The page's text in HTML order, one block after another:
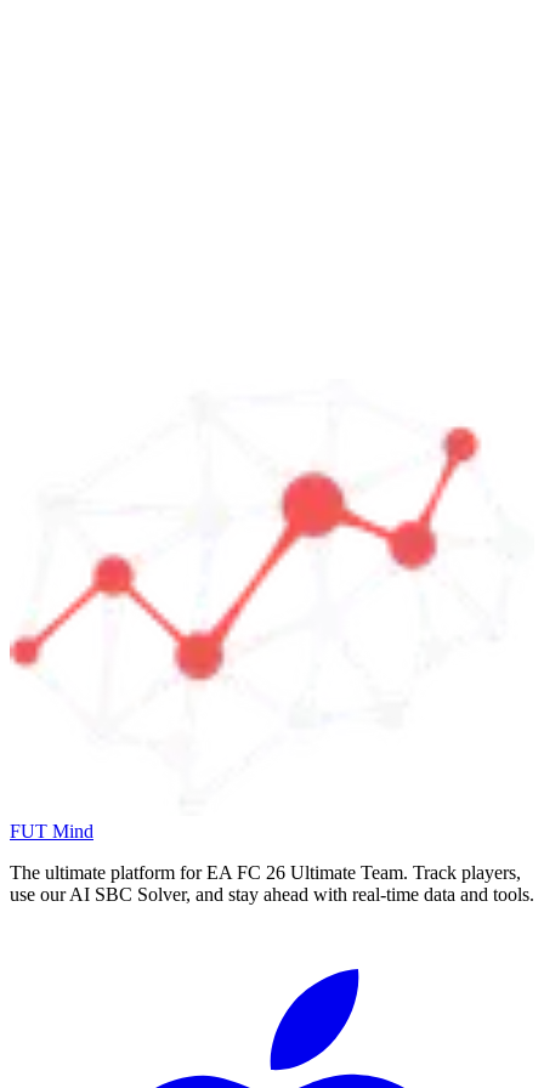
FUT Mind
The ultimate platform for EA FC 26 Ultimate Team. Track players,
use our AI SBC Solver, and stay ahead with real-time data and tools.